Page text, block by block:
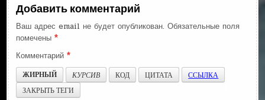
Добавить комментарий
Ваш адрес email не будет опубликован. Обязательные поля
помечены*
Комментарий*
ЖИРНЫЙ
КУРСИВ КОД ЦИТАТА
ССЫЛКА
ЗАКРЫТЬ ТЕГИ